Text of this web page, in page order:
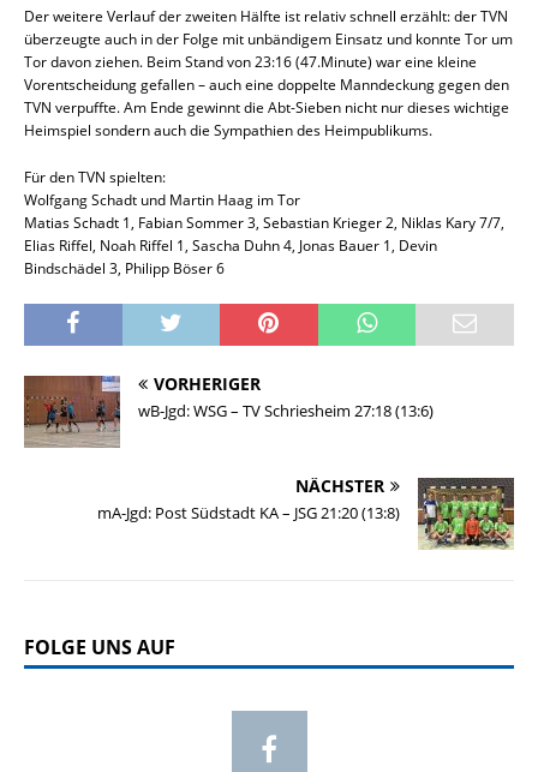
Der weitere Verlauf der zweiten Hälfte ist relativ schnell erzählt: der TVN
überzeugte auch in der Folge mit unbändigem Einsatz und konnte Tor um
Tor davon ziehen. Beim Stand von 23:16 (47.Minute) war eine kleine
Vorentscheidung gefallen – auch eine doppelte Manndeckung gegen den
TVN verpuffte. Am Ende gewinnt die Abt-Sieben nicht nur dieses wichtige
Heimspiel sondern auch die Sympathien des Heimpublikums.
Für den TVN spielten:
Wolfgang Schadt und Martin Haag im Tor
Matias Schadt 1, Fabian Sommer 3, Sebastian Krieger 2, Niklas Kary 7/7,
Elias Riffel, Noah Riffel 1, Sascha Duhn 4, Jonas Bauer 1, Devin
Bindschädel 3, Philipp Böser 6
VORHERIGER
wB-Jgd: WSG – TV Schriesheim 27:18 (13:6)
NÄCHSTER
mA-Jgd: Post Südstadt KA – JSG 21:20 (13:8)
FOLGE UNS AUF